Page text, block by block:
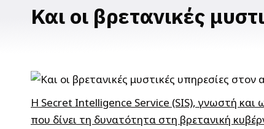
Και οι βρετανικές
Η Secret Intelligence Service (SIS), γνωστή
που δίνει τη δυνατότητα στη βρετανική